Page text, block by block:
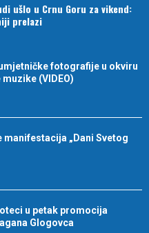
ušlo u Crnu Goru za vikend:
prelazi
fotografije u okviru
(VIDEO)
manifestacija „Dani Svetog
u petak promocija
Glogovca